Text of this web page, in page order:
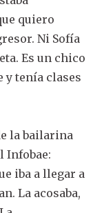
quiero
Ni Sofía
Es un chico
y tenía clases
la bailarina
Infobae:
iba a llegar a
La acosaba,